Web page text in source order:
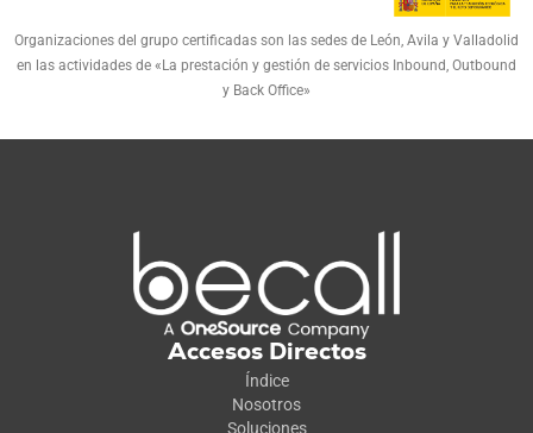
Organizaciones del grupo certificadas son las sedes de León, Avila y Valladolid
en las actividades de «La prestación y gestión de servicios Inbound, Outbound
y Back Office»
Accesos Directos
Índice
Nosotros
Soluciones